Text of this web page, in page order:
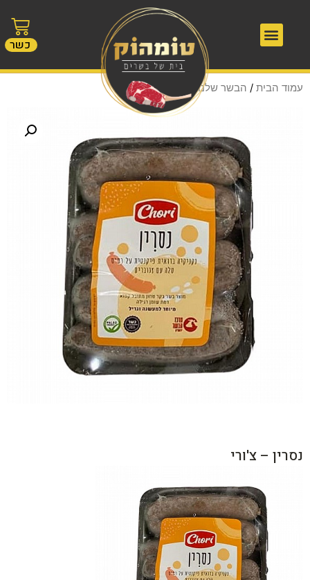
כשר
עמוד הבית / הבשר שלנו/ נסרין – צ'ורי
נסרין – צ'ורי